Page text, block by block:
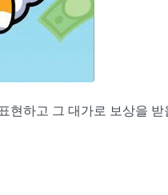
현하고 그 대가로 보상을 받